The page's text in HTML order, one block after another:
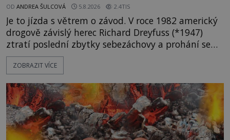
OD ANDREA ŠULCOVÁ 5.8.2026 2.4TIS
Je to jízda s větrem o závod. V roce 1982 americký
drogově závislý herec Richard Dreyfuss (*1947)
ztratí poslední zbytky sebezáchovy a prohání se
po silnicích ve svém mercedesu jako utržený ze
řetězu. Vše vyvrcholí katastrofou, když to Dreyfuss
následně nalezne schovaný kokain. Tímto
momentem se slavnému
ZOBRAZIT VÍCE